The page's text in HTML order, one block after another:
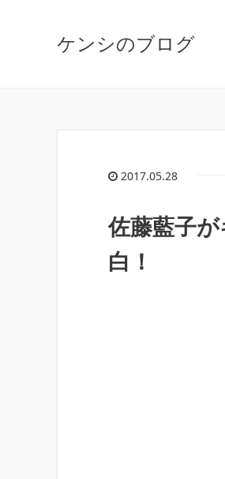
ケンシのブログ
2017.05.28
佐藤藍子
白！